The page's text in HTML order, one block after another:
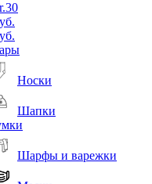
Носки
Шапки
Шарфы и варежки